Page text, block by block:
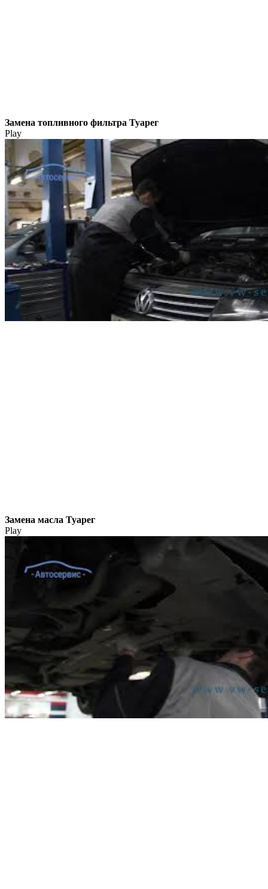
Замена топливного фильтра Туарег
Play
Замена масла Туарег
Play